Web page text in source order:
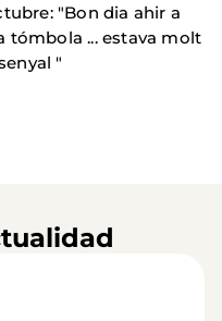
"Bon dia ahir a
tómbola ... estava molt
"